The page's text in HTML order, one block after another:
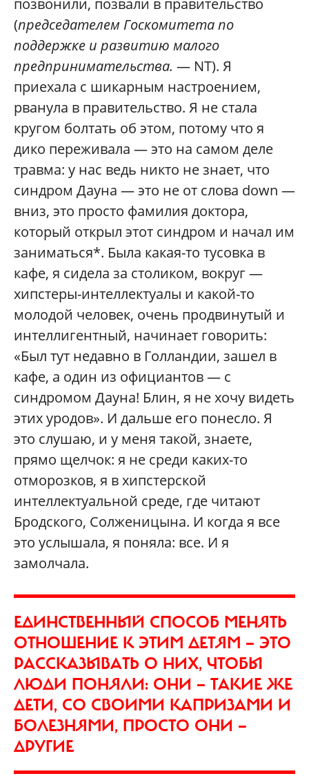
(председателем Госкомитета по
поддержке и развитию малого
предпринимательства. — NT). Я
приехала с шикарным настроением,
рванула в правительство. Я не стала
кругом болтать об этом, потому что я
дико переживала — это на самом деле
травма: у нас ведь никто не знает, что
синдром Дауна — это не от слова down —
вниз, это просто фамилия доктора,
который открыл этот синдром и начал им
заниматься*. Была какая-то тусовка в
кафе, я сидела за столиком, вокруг —
хипстеры-интеллектуалы и какой-то
молодой человек, очень продвинутый и
интеллигентный, начинает говорить:
«Был тут недавно в Голландии, зашел в
кафе, а один из официантов — с
синдромом Дауна! Блин, я не хочу видеть
этих уродов». И дальше его понесло. Я
это слушаю, и у меня такой, знаете,
прямо щелчок: я не среди каких-то
отморозков, я в хипстерской
интеллектуальной среде, где читают
Бродского, Солженицына. И когда я все
это услышала, я поняла: все. И я
замолчала.
ЕДИНСТВЕННЫЙ СПОСОБ МЕНЯТЬ
ОТНОШЕНИЕ К ЭТИМ ДЕТЯМ — ЭТО
РАССКАЗЫВАТЬ О НИХ, ЧТОБЫ
ЛЮДИ ПОНЯЛИ: ОНИ — ТАКИЕ ЖЕ
ДЕТИ, СО СВОИМИ КАПРИЗАМИ И
БОЛЕЗНЯМИ, ПРОСТО ОНИ —
ДРУГИЕ